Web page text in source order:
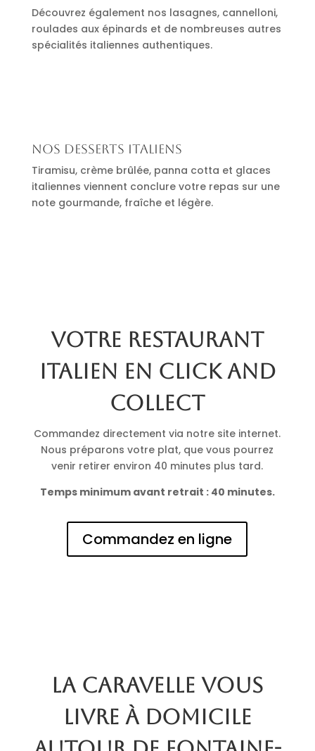
Découvrez également nos lasagnes, cannelloni,
roulades aux épinards et de nombreuses autres
spécialités italiennes authentiques.
Nos desserts italiens
Tiramisu, crème brûlée, panna cotta et glaces
italiennes viennent conclure votre repas sur une
note gourmande, fraîche et légère.
Votre restaurant
italien en click and
collect
Commandez directement via notre site internet.
Nous préparons votre plat, que vous pourrez
venir retirer environ 40 minutes plus tard.
Temps minimum avant retrait : 40 minutes.
Commandez en ligne
La Caravelle vous
livre à domicile